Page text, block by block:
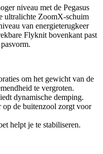
niveau met de Pegasus
ultralichte ZoomX-schuim
van energieterugkeer
Flyknit bovenkant past
om het gewicht van de
te vergroten.
dynamische demping.
op de buitenzool zorgt voor
helpt je te stabiliseren.